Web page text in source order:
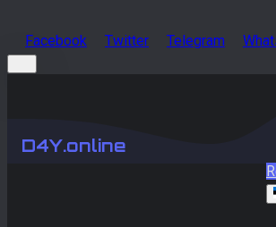
Facebook Twitter Telegram
D4Y.online